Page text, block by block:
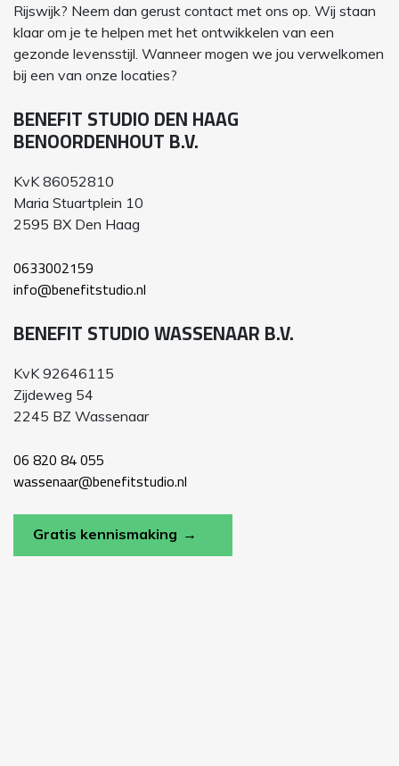
Rijswijk? Neem dan gerust contact met ons op. Wij staan
klaar om je te helpen met het ontwikkelen van een
gezonde levensstijl. Wanneer mogen we jou verwelkomen
bij een van onze locaties?
BENEFIT STUDIO DEN HAAG
BENOORDENHOUT B.V.
KvK 86052810
Maria Stuartplein 10
2595 BX Den Haag
0633002159
info@benefitstudio.nl
BENEFIT STUDIO WASSENAAR B.V.
KvK 92646115
Zijdeweg 54
2245 BZ Wassenaar
06 820 84 055
wassenaar@benefitstudio.nl
Gratis kennismaking